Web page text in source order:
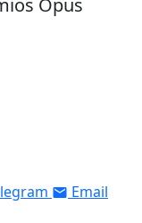
Email